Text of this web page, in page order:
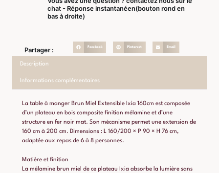
chat - Réponse instantanéen(bouton rond en
bas à droite)
Partager : Facebook Pinterest Email
Description
Informations complémentaires
La table à manger Brun Miel Extensible Ixia 160cm est composée
d’un plateau en bois composite finition mélamine et d’une
structure en fer noir mat. Son mécanisme permet une extension de
160 cm à 200 cm. Dimensions : L 160/200 × P 90 × H 76 cm,
adaptée aux repas de 6 à 8 personnes.
Matière et finition
La mélamine brun miel de ce plateau Ixia absorbe la lumière sans